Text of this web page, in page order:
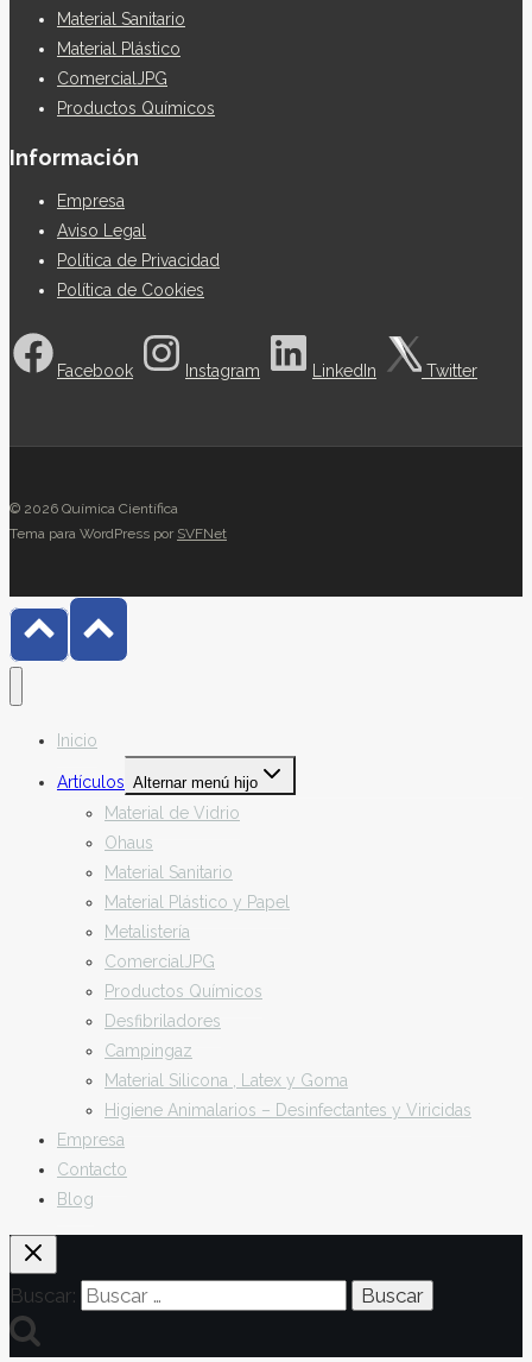
Material Sanitario
Material Plástico
ComercialJPG
Productos Químicos
Información
Empresa
Aviso Legal
Política de Privacidad
Política de Cookies
Facebook Instagram LinkedIn Twitter
© 2026 Química Científica
Tema para WordPress por SVFNet
Inicio
Artículos Alternar menú hijo
Material de Vidrio
Ohaus
Material Sanitario
Material Plástico y Papel
Metalistería
ComercialJPG
Productos Químicos
Desfibriladores
Campingaz
Material Silicona , Latex y Goma
Higiene Animalarios – Desinfectantes y Viricidas
Empresa
Contacto
Blog
Buscar: